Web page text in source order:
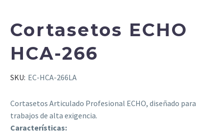
Cortasetos ECHO
HCA-266
SKU: EC-HCA-266LA
Cortasetos Articulado Profesional ECHO, diseñado para
trabajos de alta exigencia.
Características: